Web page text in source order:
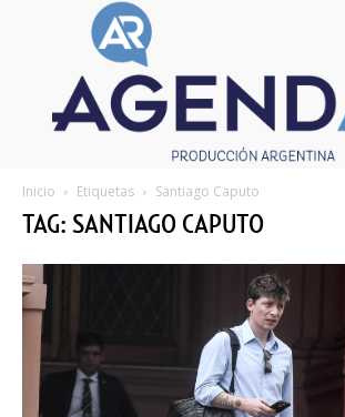
Inicio Etiquetas Santiago Caputo
TAG: SANTIAGO CAPUTO